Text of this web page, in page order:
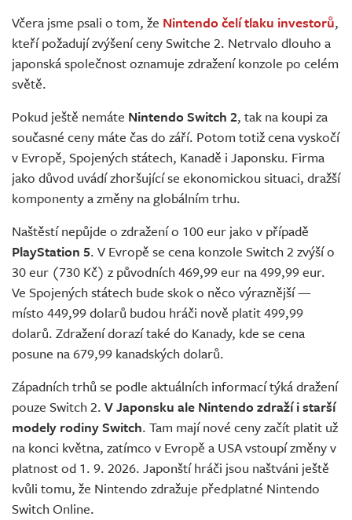
Živě
Včera jsme psali o tom, že Nintendo čelí tlaku investorů,
kteří požadují zvýšení ceny Switche 2. Netrvalo dlouho a
japonská společnost oznamuje zdražení konzole po celém
světě.
Pokud ještě nemáte Nintendo Switch 2, tak na koupi za
současné ceny máte čas do září. Potom totiž cena vyskočí
v Evropě, Spojených státech, Kanadě i Japonsku. Firma
jako důvod uvádí zhoršující se ekonomickou situaci, dražší
komponenty a změny na globálním trhu.
Naštěstí nepůjde o zdražení o 100 eur jako v případě
PlayStation 5. V Evropě se cena konzole Switch 2 zvýší o
30 eur (730 Kč) z původních 469,99 eur na 499,99 eur.
Ve Spojených státech bude skok o něco výraznější —
místo 449,99 dolarů budou hráči nově platit 499,99
dolarů. Zdražení dorazí také do Kanady, kde se cena
posune na 679,99 kanadských dolarů.
Západních trhů se podle aktuálních informací týká dražení
pouze Switch 2. V Japonsku ale Nintendo zdraží i starší
modely rodiny Switch. Tam mají nové ceny začít platit už
na konci května, zatímco v Evropě a USA vstoupí změny v
platnost od 1. 9. 2026. Japonští hráči jsou naštváni ještě
kvůli tomu, že Nintendo zdražuje předplatné Nintendo
Switch Online.